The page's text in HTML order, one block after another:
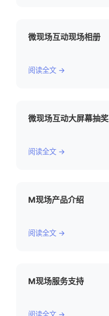
微现场互动现场相册
阅读全文 →
微现场互动大屏幕抽奖
阅读全文 →
M现场产品介绍
阅读全文 →
M现场服务支持
阅读全文 →